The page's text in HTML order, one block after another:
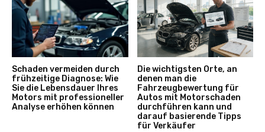
Schaden vermeiden durch
frühzeitige Diagnose: Wie
Sie die Lebensdauer Ihres
Motors mit professioneller
Analyse erhöhen können
Die wichtigsten Orte, an
denen man die
Fahrzeugbewertung für
Autos mit Motorschaden
durchführen kann und
darauf basierende Tipps
für Verkäufer